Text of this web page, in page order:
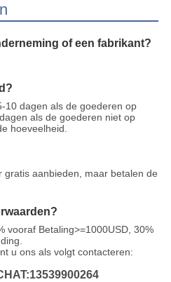
of een fabrikant?
10 dagen als de goederen op
als de goederen niet op
hoeveelheid.
gratis aanbieden, maar betalen de
vooraf Betaling>=1000USD, 30%
u ons als volgt contacteren: